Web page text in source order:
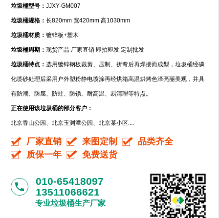
垃圾桶型号：JJXY-GM007
垃圾桶规格：长820mm 宽420mm 高1030mm
垃圾桶材质：镀锌板+塑木
垃圾桶周期：现货产品 厂家直销 即拍即发 定制批发
垃圾桶特点：选用镀锌钢板裁剪、压制、折弯后再焊接而成型，垃圾桶经磷
化喷砂处理后采用户外塑粉静电喷涂再经烘箱高温烘烤色泽亮丽美观，并具
有防潮、防腐、防蛀、防锈、耐高温、易清理等特点。
正在使用该垃圾桶的部分客户：
北京香山公园、北京玉渊潭公园、北京某小区....
厂家直销 来图定制
品类齐全
质保一年
免费送货
phone
010-65418097
13511066621
专业垃圾桶生产厂家